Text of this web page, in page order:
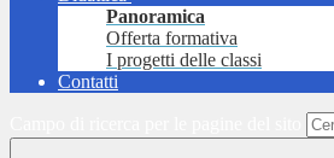
Panoramica
Offerta formativa
I progetti delle classi
Contatti